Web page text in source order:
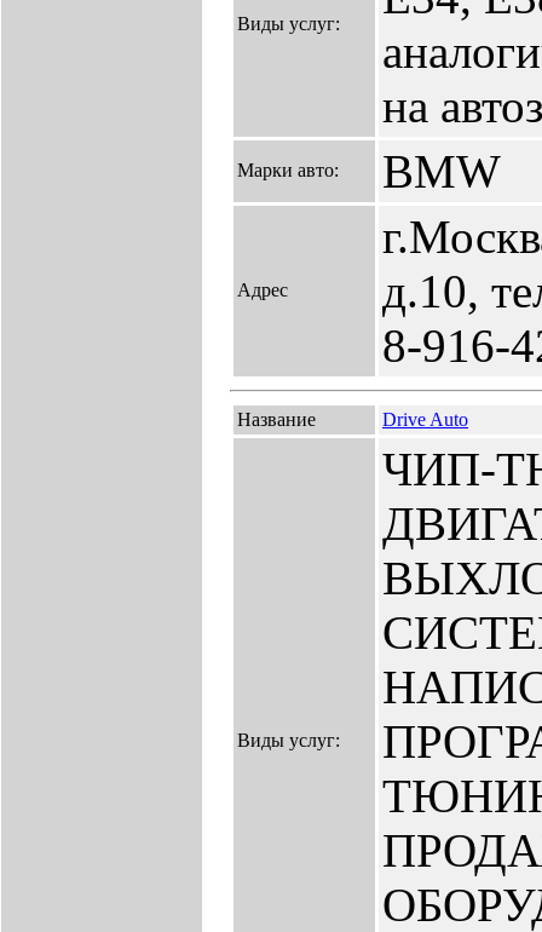
Виды услуг:
на
Марки авто: BMW
Адрес
д.10,
8-916-
Название Drive Auto
Виды услуг:
ЧИП-